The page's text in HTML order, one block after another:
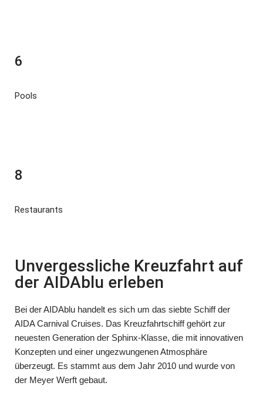
6
Pools
8
Restaurants
Unvergessliche Kreuzfahrt auf
der AIDAblu erleben
Bei der AIDAblu handelt es sich um das siebte Schiff der
AIDA Carnival Cruises. Das Kreuzfahrtschiff gehört zur
neuesten Generation der Sphinx-Klasse, die mit innovativen
Konzepten und einer ungezwungenen Atmosphäre
überzeugt. Es stammt aus dem Jahr 2010 und wurde von
der Meyer Werft gebaut.